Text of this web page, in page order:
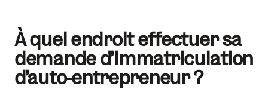
À quel endroit effectuer sa
demande d’immatriculation
d’auto-entrepreneur ?